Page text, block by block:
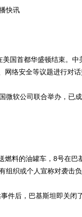
播快讯
国首都华盛顿结束。中
络安全等议题进行对话
软公司联合举办，已
燃料的油罐车，8号在巴
组织或个人宣称对袭击负
件后，巴基斯坦即关闭